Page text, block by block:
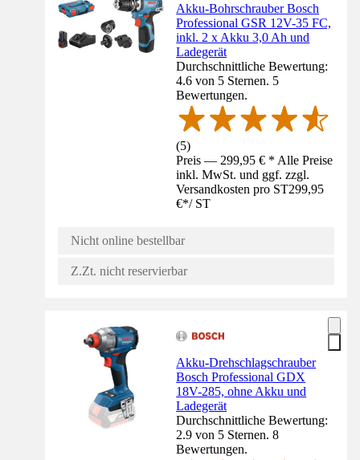
Akku-Bohrschrauber Bosch
Professional GSR 12V-35 FC,
inkl. 2 x Akku 3,0 Ah und
Ladegerät
Durchschnittliche Bewertung:
4.6 von 5 Sternen. 5
Bewertungen.
(5)
Preis — 299,95 € * Alle Preise
inkl. MwSt. und ggf. zzgl.
Versandkosten pro ST299,95
€*/ ST
Nicht online bestellbar
Z.Zt. nicht reservierbar
Akku-Drehschlagschrauber
Bosch Professional GDX
18V-285, ohne Akku und
Ladegerät
Durchschnittliche Bewertung:
2.9 von 5 Sternen. 8
Bewertungen.